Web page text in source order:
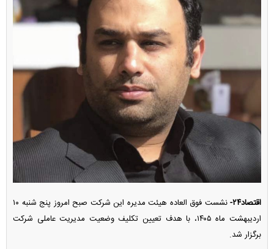
اقتصاد۲۴-
نشست فوق العاده هیئت مدیره این شرکت صبح امروز پنج شنبه ۱۰
اردیبهشت ماه ۱۴۰۵، با هدف تعیین تکلیف وضعیت مدیریت عاملی شرکت
برگزار شد.